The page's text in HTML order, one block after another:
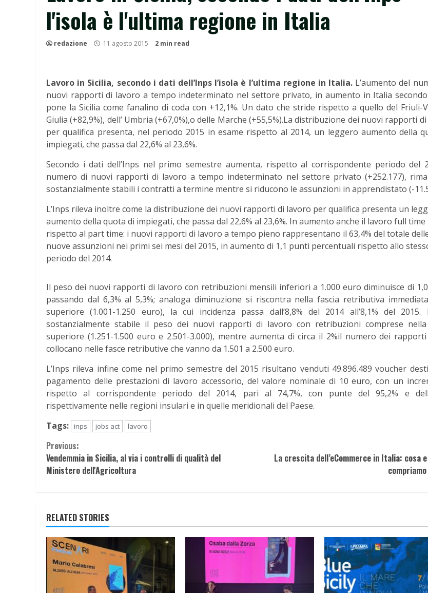
l'isola è l'ultima regione in Italia
redazione 11 agosto 2015 2 min read
Lavoro in Sicilia, secondo i dati dell’Inps l’isola è l’ultima regione in Italia. L’aumento del
nuovi rapporti di lavoro a tempo indeterminato nel settore privato, in aumento in Italia secondo
pone la Sicilia come fanalino di coda con +12,1%. Un dato che stride rispetto a quello del Friuli-
Giulia (+82,9%), dell’ Umbria (+67,0%),o delle Marche (+55,5%).La distribuzione dei nuovi rapporti
per qualifica presenta, nel periodo 2015 in esame rispetto al 2014, un leggero aumento della
impiegati, che passa dal 22,6% al 23,6%.
Secondo i dati dell’Inps nel primo semestre aumenta, rispetto al corrispondente periodo del
numero di nuovi rapporti di lavoro a tempo indeterminato nel settore privato (+252.177),
sostanzialmente stabili i contratti a termine mentre si riducono le assunzioni in apprendistato (-
L’Inps rileva inoltre come la distribuzione dei nuovi rapporti di lavoro per qualifica presenta un
aumento della quota di impiegati, che passa dal 22,6% al 23,6%. In aumento anche il lavoro full time
rispetto al part time: i nuovi rapporti di lavoro a tempo pieno rappresentano il 63,4% del totale
nuove assunzioni nei primi sei mesi del 2015, in aumento di 1,1 punti percentuali rispetto allo
periodo del 2014.
Il peso dei nuovi rapporti di lavoro con retribuzioni mensili inferiori a 1.000 euro diminuisce di
passando dal 6,3% al 5,3%; analoga diminuzione si riscontra nella fascia retributiva
superiore (1.001-1.250 euro), la cui incidenza passa dall’8,8% del 2014 all’8,1% del 2015.
sostanzialmente stabile il peso dei nuovi rapporti di lavoro con retribuzioni comprese nella
superiore (1.251-1.500 euro e 2.501-3.000), mentre aumenta di circa il 2%il numero dei
collocano nelle fasce retributive che vanno da 1.501 a 2.500 euro.
L’Inps rileva infine come nel primo semestre del 2015 risultano venduti 49.896.489 voucher
pagamento delle prestazioni di lavoro accessorio, del valore nominale di 10 euro, con un
rispetto al corrispondente periodo del 2014, pari al 74,7%, con punte del 95,2% e
rispettivamente nelle regioni insulari e in quelle meridionali del Paese.
Tags:
inps jobs act lavoro
Continue
Reading
Previous:
Vendemmia in Sicilia, al via i controlli di qualità del
Ministero dell'Agricoltura
La crescita dell’eCommerce in Italia: cosa
RELATED STORIES